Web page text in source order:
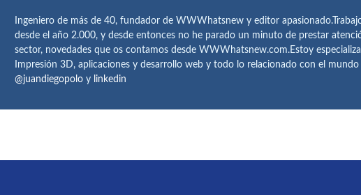
Ingeniero de más de 40, fundador de WWWhatsnew y editor
desde el año 2.000, y desde entonces no he parado un minuto de prestar
sector, novedades que os contamos desde WWWhatsnew.com.Estoy
Impresión 3D, aplicaciones y desarrollo web y todo lo relacionado con el
@juandiegopolo y linkedin